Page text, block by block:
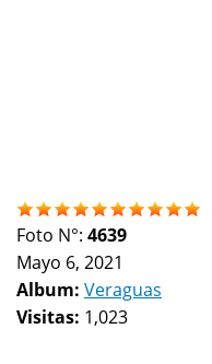
Foto N°: 4639
Mayo 6, 2021
Album: Veraguas
Visitas: 1,023